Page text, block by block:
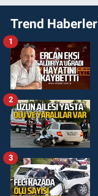
Trend Haberler
1
2
3